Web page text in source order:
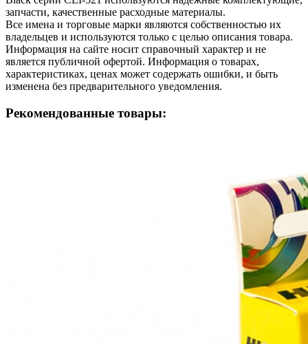
запчасти, качественные расходные материалы.
Все имена и торговые марки являются собственностью их
владельцев и используются только с целью описания товара.
Информация на сайте носит справочный характер и не
является публичной офертой. Информация о товарах,
характеристиках, ценах может содержать ошибки, и быть
изменена без предварительного уведомления.
Рекомендованные товары: